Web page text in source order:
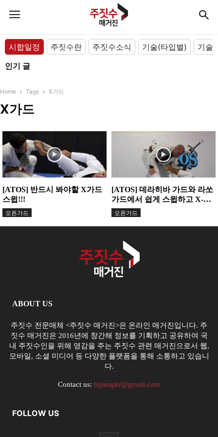
시합일정 주짓수란 주짓수소식 기술(타입별)
기술
인기 글
Home Tags X가드
X가드
[ATOS] 반드시 봐야할 X가드
스윕!!!
오픈가드
[ATOS] 데라히바 가드와 라쏘
가드에서 쉽게 스윕하고 X-가
오픈가드
ABOUT US
주짓수 전문매체 <주짓수 매거진>은 온라인 매거진입니다. 주
짓수 매거진은 2016년에 창간해 정보를 기획하고 공유하여 국
내 주짓수인을 위해 영감을 주는 주짓수 관련 매거진으로서 웹,
모바일, 소셜 미디어 등 다양한 플랫폼을 통해 소통하고 있습니
다.
Contact us: bjjmagkr@gmail.com
FOLLOW US